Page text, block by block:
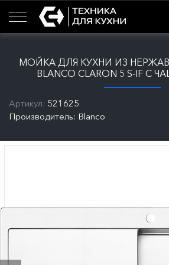
МОЙКА ДЛЯ КУХНИ ИЗ
BLANCO CLARON 5 S-IF С
Артикул: 521625
Производитель: Blanco